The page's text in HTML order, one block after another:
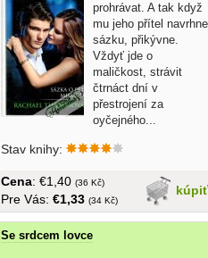
prohrávat. A tak když
mu jeho přítel navrhne
sázku, přikývne.
Vždyť jde o
maličkost, strávit
čtrnáct dní v
přestrojení za
oyčejného...
Stav knihy:
kúpiť
Cena: €1,40 (36 Kč)
Pre Vás: €1,33 (34 Kč)
Se srdcem lovce